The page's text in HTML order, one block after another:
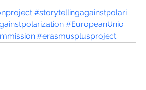
#storytellingagainstpolari
#EuropeanUnio
#erasmusplusproject